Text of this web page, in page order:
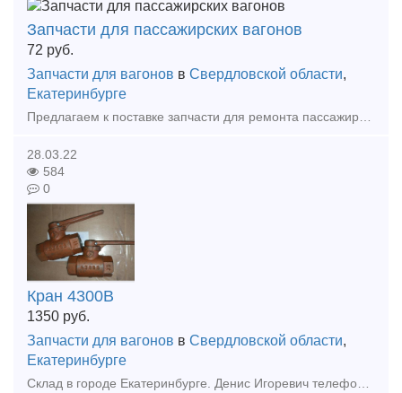
Запчасти для пассажирских вагонов
72 руб.
Запчасти для вагонов в Свердловской области,
Екатеринбурге
28.03.22
584
0
Кран 4300В
1350 руб.
Запчасти для вагонов в Свердловской области,
Екатеринбурге